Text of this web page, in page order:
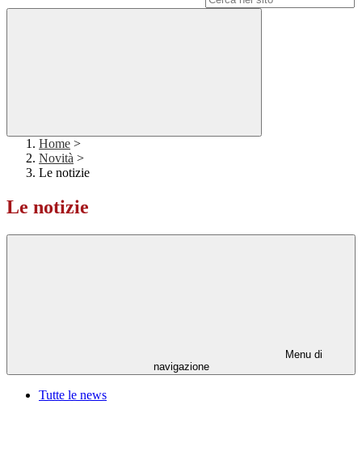
Home >
Novità >
Le notizie
Le notizie
Menu di
navigazione
Tutte le news